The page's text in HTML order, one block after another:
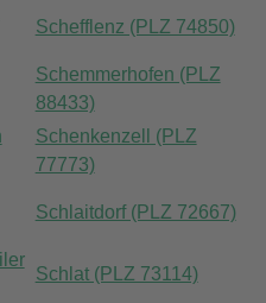
Schefflenz (PLZ 74850)
Schemmerhofen (PLZ
88433)
Schenkenzell (PLZ
77773)
Schlaitdorf (PLZ 72667)
Schlat (PLZ 73114)